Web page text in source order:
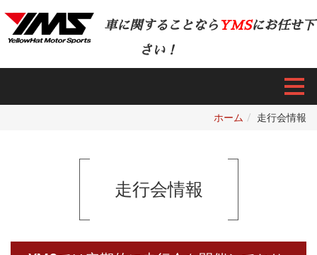
車に関することなら YMSにお任せ下
さい！
ホーム 走行会情報
走行会情報